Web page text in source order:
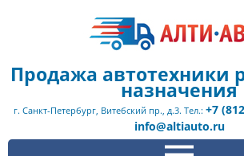
Продажа автотехники
назначения
г. Санкт-Петербург, Витебский пр., д.3. Тел.: +7
info@altiauto.ru